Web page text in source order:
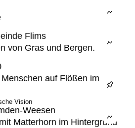
Bergbahnen
Flims
Vision
Weesen